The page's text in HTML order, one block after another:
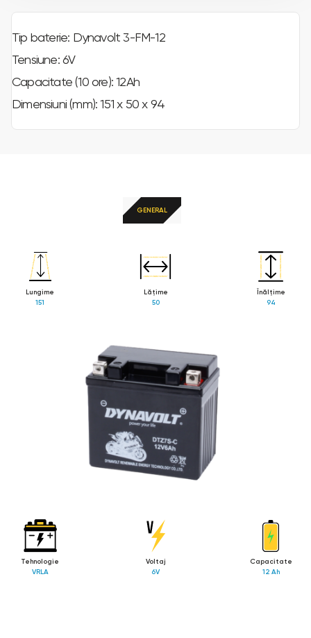
Tip baterie: Dynavolt 3-FM-12
Tensiune: 6V
Capacitate (10 ore): 12Ah
Dimensiuni (mm): 151 x 50 x 94
GENERAL
Lungime
151
Lăţime
50
Înălţime
94
Tehnologie
VRLA
Voltaj
6V
Capacitate
12 Ah